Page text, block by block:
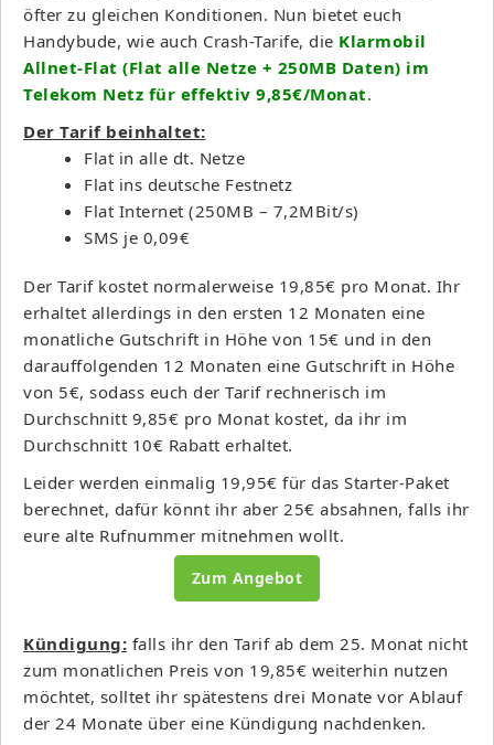
öfter zu gleichen Konditionen. Nun bietet euch
Handybude, wie auch Crash-Tarife, die Klarmobil
Allnet-Flat (Flat alle Netze + 250MB Daten) im
Telekom Netz für effektiv 9,85€/Monat.
Der Tarif beinhaltet:
Flat in alle dt. Netze
Flat ins deutsche Festnetz
Flat Internet (250MB – 7,2MBit/s)
SMS je 0,09€
Der Tarif kostet normalerweise 19,85€ pro Monat. Ihr
erhaltet allerdings in den ersten 12 Monaten eine
monatliche Gutschrift in Höhe von 15€ und in den
darauffolgenden 12 Monaten eine Gutschrift in Höhe
von 5€, sodass euch der Tarif rechnerisch im
Durchschnitt 9,85€ pro Monat kostet, da ihr im
Durchschnitt 10€ Rabatt erhaltet.
Leider werden einmalig 19,95€ für das Starter-Paket
berechnet, dafür könnt ihr aber 25€ absahnen, falls ihr
eure alte Rufnummer mitnehmen wollt.
Zum Angebot
Kündigung: falls ihr den Tarif ab dem 25. Monat nicht
zum monatlichen Preis von 19,85€ weiterhin nutzen
möchtet, solltet ihr spätestens drei Monate vor Ablauf
der 24 Monate über eine Kündigung nachdenken.